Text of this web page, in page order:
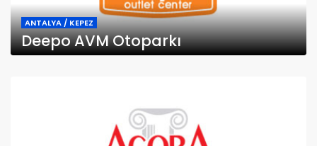
ANTALYA / KEPEZ
Deepo AVM Otoparkı